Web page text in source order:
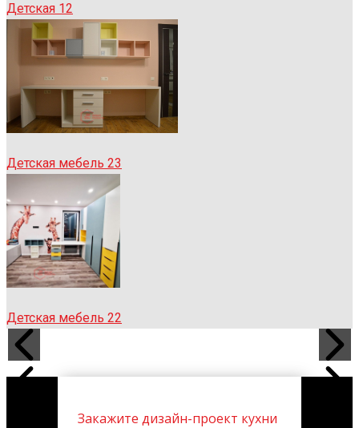
Детская 12
Детская мебель 23
Детская мебель 22
Закажите дизайн-проект кухни